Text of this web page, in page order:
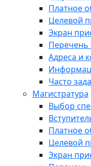
Платное
Целевой
Экран
Перечень
Адреса и
Часто
Магистратура
Выбор
Платное
Целевой
Экран